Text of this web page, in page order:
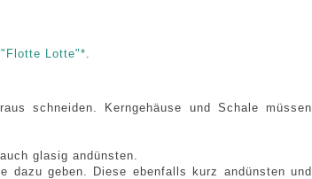
"Flotte Lotte"*
schneiden. Kerngehäuse und Schale müssen
glasig andünsten.
dazu geben. Diese ebenfalls kurz andünsten und